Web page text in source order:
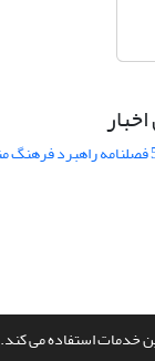
خدمات استفاده می کند.
سیناوب